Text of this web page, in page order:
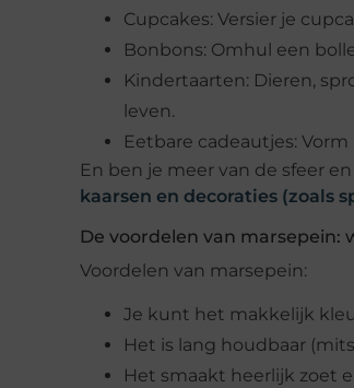
Cupcakes: Versier je
Bonbons: Omhul een
Kindertaarten: Dieren,
leven.
Eetbare cadeautjes:
En ben je meer van de sfeer
kaarsen en decoraties (zoals
De voordelen van marsepein:
Voordelen van marsepein:
Je kunt het makkelijk
Het is lang houdbaar
Het smaakt heerlijk zoet